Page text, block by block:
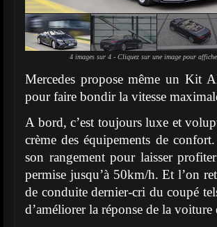
4 images sur 4 - Cliquez sur une image pour
Mercedes propose même un Kit
pour faire bondir la vitesse
A bord, c’est toujours luxe et
crème des équipements de
son rangement pour laisser
permise jusqu’à 50km/h. Et l’on
de conduite dernier-cri du coupé
d’améliorer la réponse de la voiture